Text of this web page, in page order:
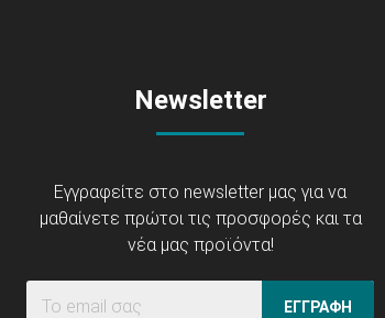
Newsletter
Εγγραφείτε στο newsletter μας για να
μαθαίνετε πρώτοι τις προσφορές και τα
νέα μας προϊόντα!
ΕΓΓΡΑΦΗ